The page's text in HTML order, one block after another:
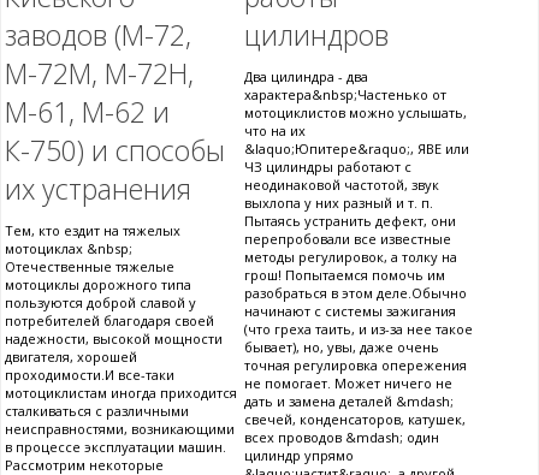
заводов (М-72,
М-72М, М-72Н,
М-61, М-62 и
К-750) и способы
их устранения
Тем, кто ездит на тяжелых
мотоциклах &nbsp;
Отечественные тяжелые
мотоциклы дорожного типа
пользуются доброй славой у
потребителей благодаря своей
надежности, высокой мощности
двигателя, хорошей
проходимости.И все-таки
мотоциклистам иногда приходится
сталкиваться с различными
неисправностями, возникающими
в процессе эксплуатации машин.
Рассмотрим некоторые
цилиндров
Два цилиндра - два
характера&nbsp;Частенько от
мотоциклистов можно услышать,
что на их
&laquo;Юпитере&raquo;, ЯВЕ или
ЧЗ цилиндры работают с
неодинаковой частотой, звук
выхлопа у них разный и т. п.
Пытаясь устранить дефект, они
перепробовали все известные
методы регулировок, а толку на
грош! Попытаемся помочь им
разобраться в этом деле.Обычно
начинают с системы зажигания
(что греха таить, и из-за нее такое
бывает), но, увы, даже очень
точная регулировка опережения
не помогает. Может ничего не
дать и замена деталей &mdash;
свечей, конденсаторов, катушек,
всех проводов &mdash; один
цилиндр упрямо